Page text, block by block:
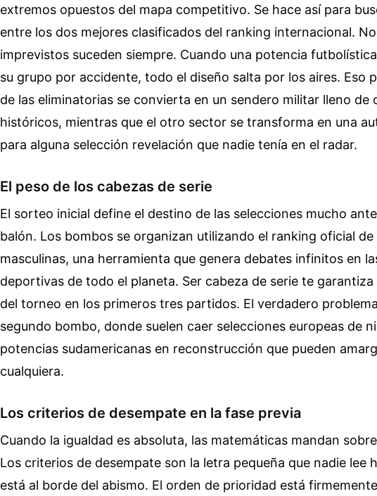
extremos opuestos del mapa competitivo. Se hace así para
entre los dos mejores clasificados del ranking internacional.
imprevistos suceden siempre. Cuando una potencia
su grupo por accidente, todo el diseño salta por los aires. Eso
de las eliminatorias se convierta en un sendero militar lleno de
históricos, mientras que el otro sector se transforma en una
para alguna selección revelación que nadie tenía en el radar.
El peso de los cabezas de serie
El sorteo inicial define el destino de las selecciones mucho
balón. Los bombos se organizan utilizando el ranking oficial de
masculinas, una herramienta que genera debates infinitos en
deportivas de todo el planeta. Ser cabeza de serie te
del torneo en los primeros tres partidos. El verdadero
segundo bombo, donde suelen caer selecciones europeas de
potencias sudamericanas en reconstrucción que pueden
cualquiera.
Los criterios de desempate en la fase previa
Cuando la igualdad es absoluta, las matemáticas mandan
Los criterios de desempate son la letra pequeña que nadie lee
está al borde del abismo. El orden de prioridad está